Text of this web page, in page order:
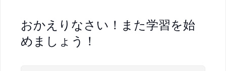
おかえりなさい！また学習を始
めましょう！